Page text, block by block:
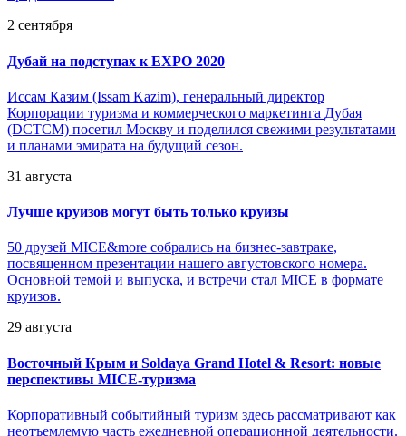
2 сентября
Дубай на подступах к EXPO 2020
Иссам Казим (Issam Kazim), генеральный директор
Корпорации туризма и коммерческого маркетинга Дубая
(DCTCM) посетил Москву и поделился свежими результатами
и планами эмирата на будущий сезон.
31 августа
Лучше круизов могут быть только круизы
50 друзей MICE&more собрались на бизнес-завтраке,
посвященном презентации нашего августовского номера.
Основной темой и выпуска, и встречи стал MICE в формате
круизов.
29 августа
Восточный Крым и Soldaya Grand Hotel & Resort: новые
перспективы MICE-туризма
Корпоративный событийный туризм здесь рассматривают как
неотъемлемую часть ежедневной операционной деятельности.